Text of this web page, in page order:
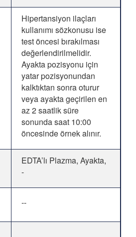
Hipertansiyon ilaçları
kullanımı sözkonusu ise
test öncesi bırakılması
değerlendirilmelidir.
Ayakta pozisyonu için
yatar pozisyonundan
kalktıktan sonra oturur
veya ayakta geçirilen en
az 2 saatlik süre
sonunda saat 10:00
öncesinde örnek alınır.
EDTA’lı Plazma, Ayakta,
-
--